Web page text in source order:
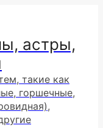
астры,
такие как
горшечные,